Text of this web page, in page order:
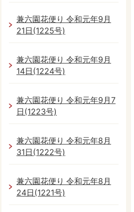
兼六園花便り 令和元年9月
21日(1225号)
兼六園花便り 令和元年9月
14日(1224号)
兼六園花便り 令和元年9月7
日(1223号)
兼六園花便り 令和元年8月
31日(1222号)
兼六園花便り 令和元年8月
24日(1221号)